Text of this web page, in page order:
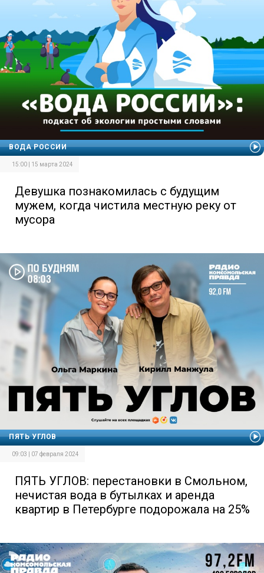
ВОДА РОССИИ
15:00 | 15 марта 2024
Девушка познакомилась с будущим
мужем, когда чистила местную реку от
мусора
ПЯТЬ УГЛОВ
09:03 | 07 февраля 2024
ПЯТЬ УГЛОВ: перестановки в Смольном,
нечистая вода в бутылках и аренда
квартир в Петербурге подорожала на 25%